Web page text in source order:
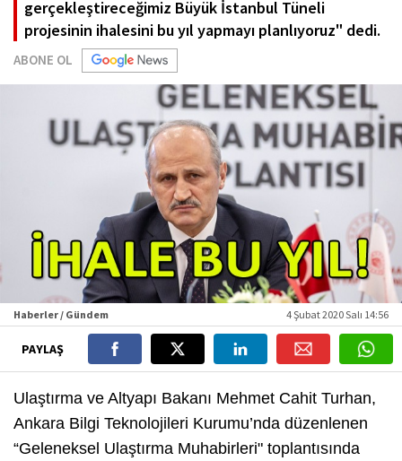
gerçekleştireceğimiz Büyük İstanbul Tüneli
projesinin ihalesini bu yıl yapmayı planlıyoruz" dedi.
ABONE OL
Haberler / Gündem 4 Şubat 2020 Salı 14:56
PAYLAŞ
Ulaştırma ve Altyapı Bakanı Mehmet Cahit Turhan,
Ankara Bilgi Teknolojileri Kurumu’nda düzenlenen
“Geleneksel Ulaştırma Muhabirleri" toplantısında